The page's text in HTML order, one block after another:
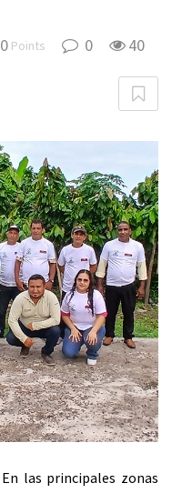
0 Points 0 40
En las principales zonas